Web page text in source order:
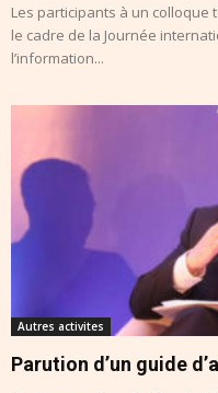
Les participants à un colloque
le cadre de la Journée
l’information...
Autres activites
Parution d’un guide